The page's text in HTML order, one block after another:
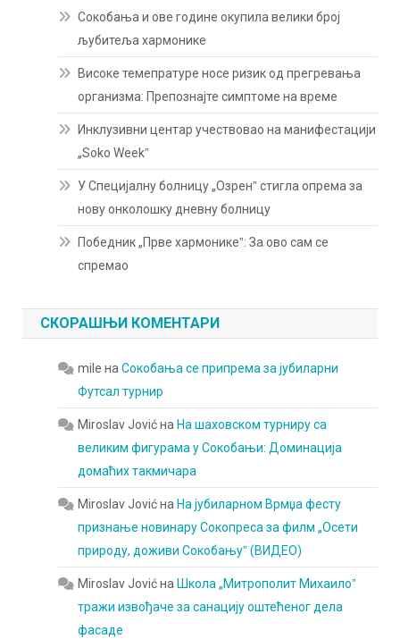
Сокобања и ове године окупила велики број
љубитеља хармонике
Високе темепратуре носе ризик од прегревања
организма: Препознајте симптоме на време
Инклузивни центар учествовао на манифестацији
„Soko Weekˮ
У Специјалну болницу „Озренˮ стигла опрема за
нову онколошку дневну болницу
Победник „Прве хармоникеˮ: За ово сам се
спремао
СКОРАШЊИ КОМЕНТАРИ
mile наСокобања се припрема за јубиларни
Футсал турнир
Miroslav Jovićна На шаховском турниру са
великим фигурама у Сокобањи: Доминација
домаћих такмичара
Miroslav Jovićна На јубиларном Врмџа фесту
признање новинару Сокопреса за филм „Осети
природу, доживи Сокобањуˮ (ВИДЕО)
Miroslav Jovićна Школа „Митрополит Михаилоˮ
тражи извођаче за санацију оштећеног дела
фасаде